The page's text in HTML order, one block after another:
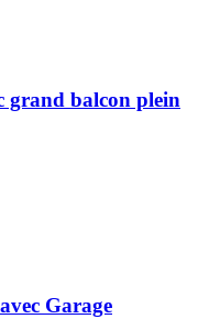
grand balcon plein
Garage